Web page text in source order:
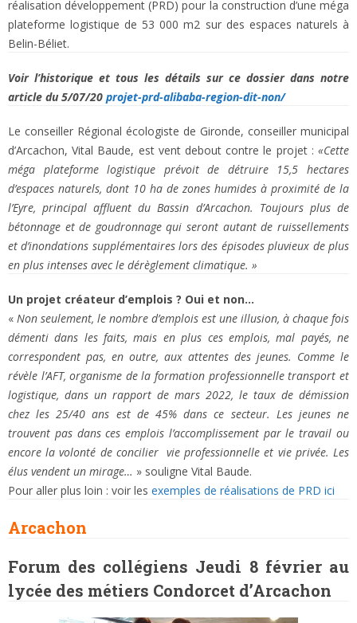
réalisation développement (PRD) pour la construction d’une méga
plateforme logistique de 53 000 m2 sur des espaces naturels à
Belin-Béliet.
Voir l’historique et tous les détails sur ce dossier dans notre
article du 5/07/20 projet-prd-alibaba-region-dit-non/
Le conseiller Régional écologiste de Gironde, conseiller municipal
d’Arcachon, Vital Baude, est vent debout contre le projet :«Cette
méga plateforme logistique prévoit de détruire 15,5 hectares
d’espaces naturels, dont 10 ha de zones humides à proximité de la
l’Eyre, principal affluent du Bassin d’Arcachon. Toujours plus de
bétonnage et de goudronnage qui seront autant de ruissellements
et d’inondations supplémentaires lors des épisodes pluvieux de plus
en plus intenses avec le dérèglement climatique. »
Un projet créateur d’emplois ? Oui et non…
« Non seulement, le nombre d’emplois est une illusion, à chaque fois
démenti dans les faits, mais en plus ces emplois, mal payés, ne
correspondent pas, en outre, aux attentes des jeunes. Comme le
révèle l’AFT, organisme de la formation professionnelle transport et
logistique, dans un rapport de mars 2022, le taux de démission
chez les 25/40 ans est de 45% dans ce secteur. Les jeunes ne
trouvent pas dans ces emplois l’accomplissement par le travail ou
encore la volonté de concilier vie professionnelle et vie privée. Les
élus vendent un mirage… » souligne Vital Baude.
Pour aller plus loin : voir les exemples de réalisations de PRD ici
Arcachon
Forum des collégiens Jeudi 8 février au
lycée des métiers Condorcet d’Arcachon